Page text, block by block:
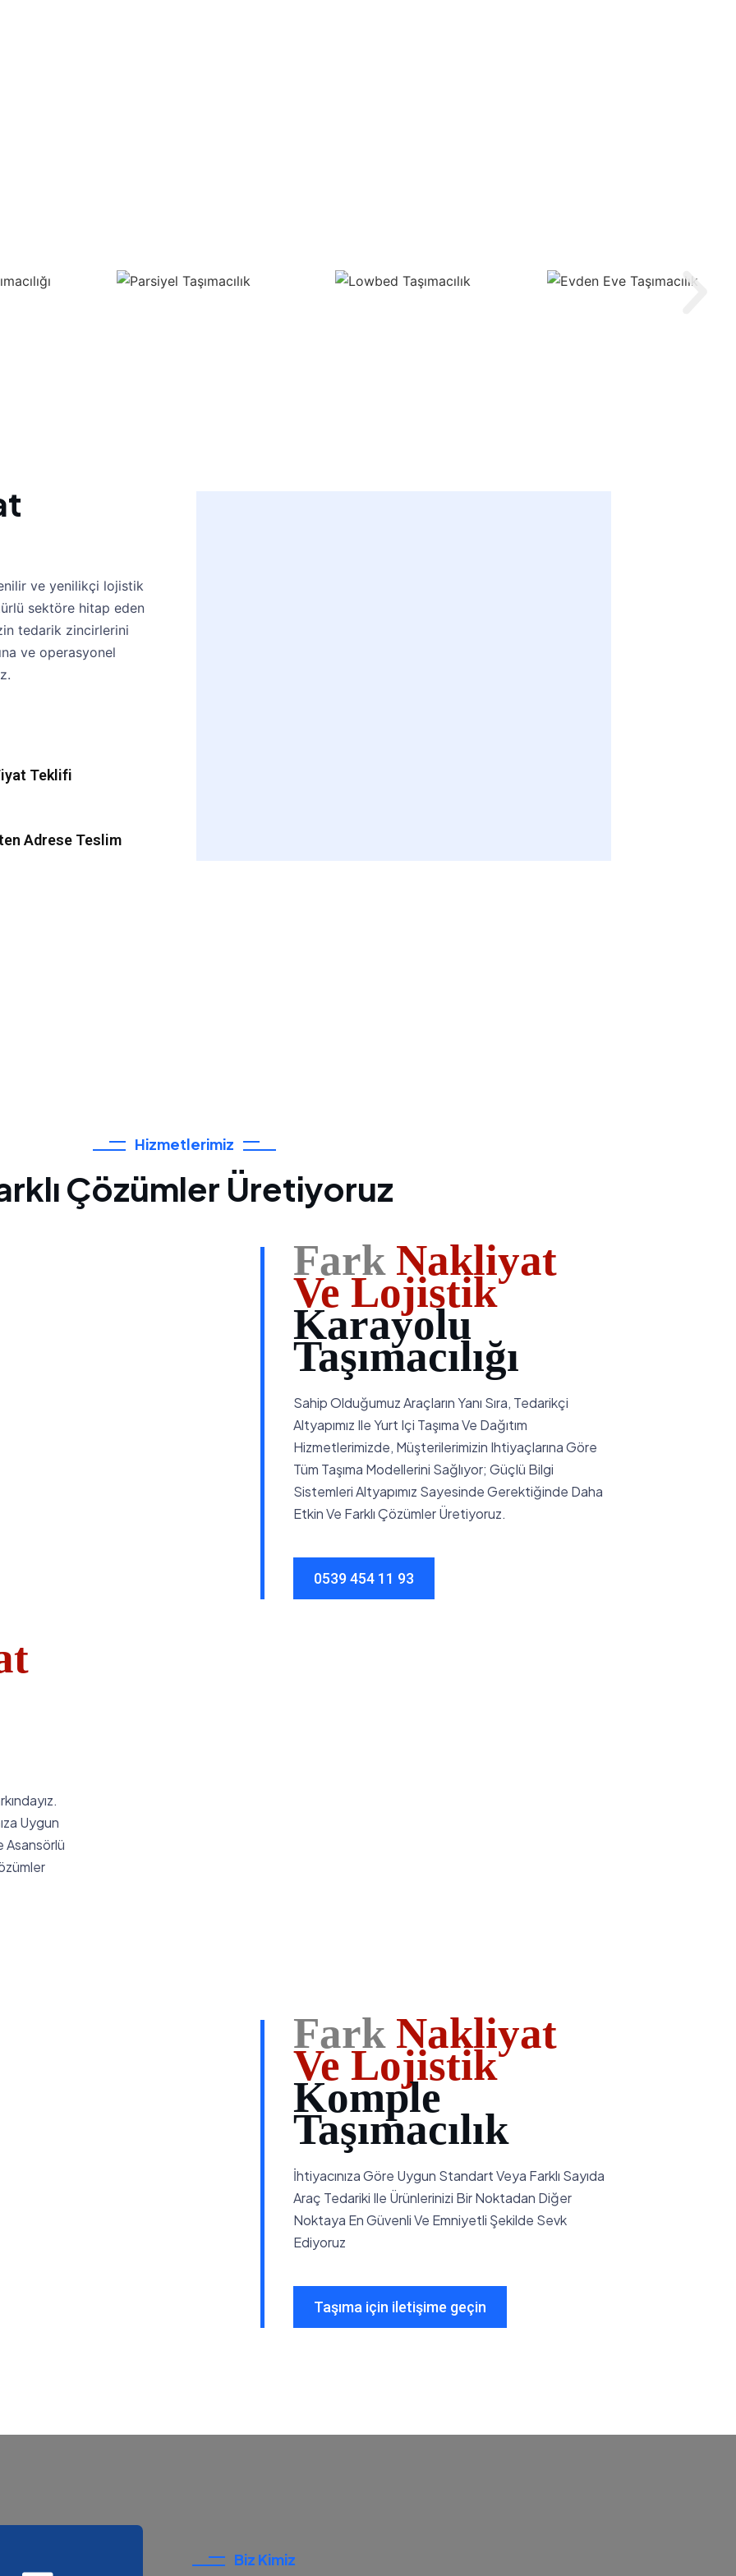
ve yenilikçi lojistik
sektöre hitap eden
tedarik zincirlerini
ve operasyonel
Teklifi
Adrese Teslim
Hizmetlerimiz
Çözümler Üretiyoruz
Fark Nakliyat
Ve Lojistik
Karayolu
Taşımacılığı
Sahip Olduğumuz Araçların Yanı Sıra, Tedarikçi
Altyapımız Ile Yurt Içi Taşıma Ve Dağıtım
Hizmetlerimizde, Müşterilerimizin Ihtiyaçlarına Göre
Tüm Taşıma Modellerini Sağlıyor; Güçlü Bilgi
Sistemleri Altyapımız Sayesinde Gerektiğinde Daha
Etkin Ve Farklı Çözümler Üretiyoruz.
0539 454 11 93
Uygun
Asansörlü
Fark Nakliyat
Ve Lojistik
Komple
Taşımacılık
İhtiyacınıza Göre Uygun Standart Veya Farklı Sayıda
Araç Tedariki Ile Ürünlerinizi Bir Noktadan Diğer
Noktaya En Güvenli Ve Emniyetli Şekilde Sevk
Ediyoruz
Taşıma için iletişime geçin
Biz Kimiz